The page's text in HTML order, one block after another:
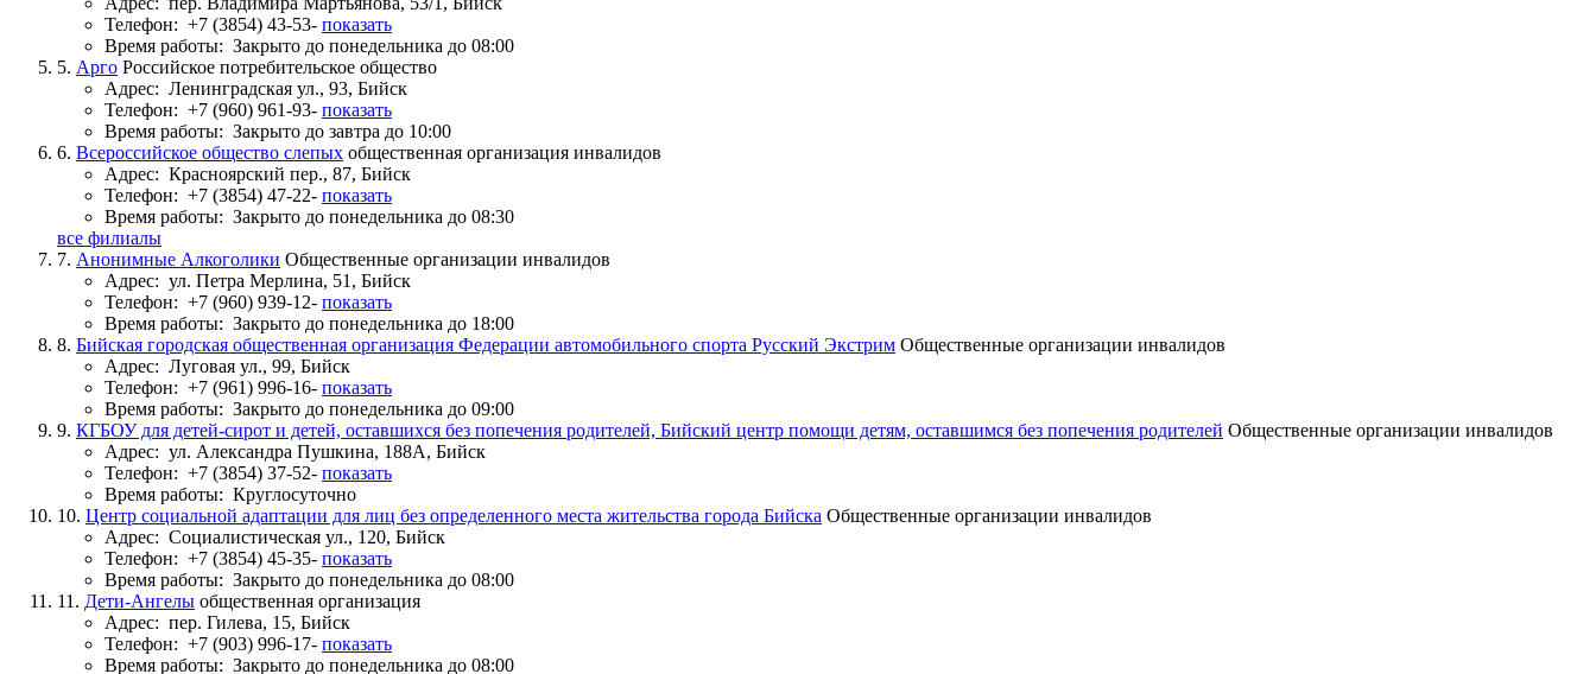
Телефон: +7 (3854) 43-53- показать
Время работы: Закрыто до понедельника до 08:00
5. Арго Российское потребительское общество
Адрес: Ленинградская ул., 93, Бийск
Телефон: +7 (960) 961-93- показать
Время работы: Закрыто до завтра до 10:00
6. Всероссийское общество слепых общественная организация инвалидов
Адрес: Красноярский пер., 87, Бийск
Телефон: +7 (3854) 47-22- показать
Время работы: Закрыто до понедельника до 08:30
все филиалы
7. Анонимные Алкоголики Общественные организации инвалидов
Адрес: ул. Петра Мерлина, 51, Бийск
Телефон: +7 (960) 939-12- показать
Время работы: Закрыто до понедельника до 18:00
8. Бийская городская общественная организация Федерации автомобильного спорта Русский Экстрим Общественные организации инвалидов
Адрес: Луговая ул., 99, Бийск
Телефон: +7 (961) 996-16- показать
Время работы: Закрыто до понедельника до 09:00
9. КГБОУ для детей-сирот и детей, оставшихся без попечения родителей, Бийский центр помощи детям, оставшимся без попечения родителей Общественные организации инвалидов
Адрес: ул. Александра Пушкина, 188А, Бийск
Телефон: +7 (3854) 37-52- показать
Время работы: Круглосуточно
10. Центр социальной адаптации для лиц без определенного места жительства города Бийска Общественные организации инвалидов
Адрес: Социалистическая ул., 120, Бийск
Телефон: +7 (3854) 45-35- показать
Время работы: Закрыто до понедельника до 08:00
11. Дети-Ангелы общественная организация
Адрес: пер. Гилева, 15, Бийск
Телефон: +7 (903) 996-17- показать
Время работы: Закрыто до понедельника до 08:00